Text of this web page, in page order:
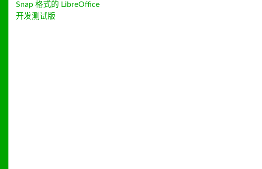
Snap 格式的 LibreOffice
开发测试版